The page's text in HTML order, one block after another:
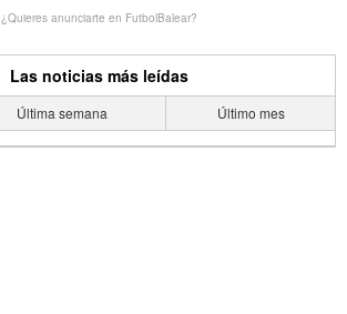
¿Quieres anunciarte en FutbolBalear?
Las noticias más leídas
Última semana Último mes